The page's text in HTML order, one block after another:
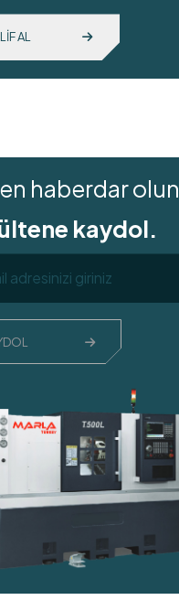
AL
haberdar olun
kaydol.